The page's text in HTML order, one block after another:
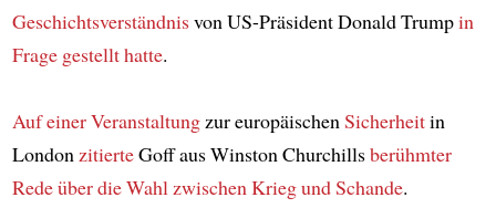
Geschichtsverständnisvon US-Präsident Donald Trumpin
Frage gestellt hatte.
Auf einer Veranstaltungzur europäischenSicherheitin
LondonzitierteGoff aus Winston Churchillsberühmter
Redeüber die Wahlzwischen Krieg und Schande.